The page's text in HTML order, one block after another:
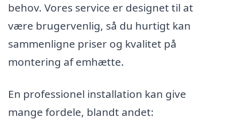
behov. Vores service er designet til at
være brugervenlig, så du hurtigt kan
sammenligne priser og kvalitet på
montering af emhætte.
En professionel installation kan give
mange fordele, blandt andet: